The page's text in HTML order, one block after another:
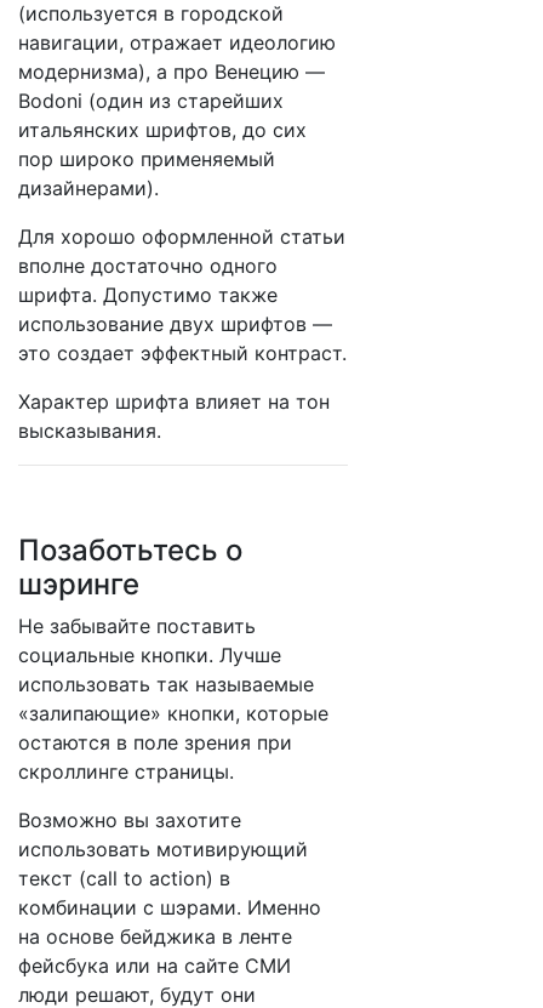
(используется в городской
навигации, отражает идеологию
модернизма), а про Венецию —
Bodoni (один из старейших
итальянских шрифтов, до сих
пор широко применяемый
дизайнерами).
Для хорошо оформленной статьи
вполне достаточно одного
шрифта. Допустимо также
использование двух шрифтов —
это создает эффектный контраст.
Характер шрифта влияет на тон
высказывания.
Позаботьтесь о
шэринге
Не забывайте поставить
социальные кнопки. Лучше
использовать так называемые
«залипающие» кнопки, которые
остаются в поле зрения при
скроллинге страницы.
Возможно вы захотите
использовать мотивирующий
текст (call to action) в
комбинации с шэрами. Именно
на основе бейджика в ленте
фейсбука или на сайте СМИ
люди решают, будут они